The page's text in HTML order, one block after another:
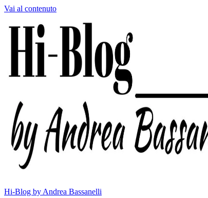
Vai al contenuto
Hi-Blog by Andrea Bassanelli